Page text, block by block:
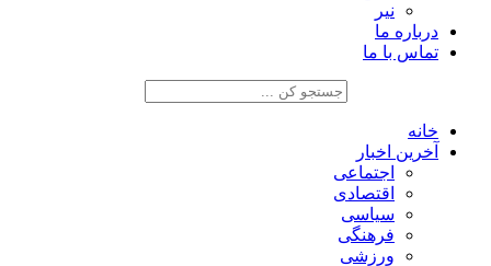
نیر
درباره ما
تماس با ما
خانه
آخرین اخبار
اجتماعی
اقتصادی
سیاسی
فرهنگی
ورزشی